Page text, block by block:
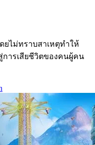
ดยไม่ทราบสาเหตุทำให้
การเสียชีวิตของคนผู้คน